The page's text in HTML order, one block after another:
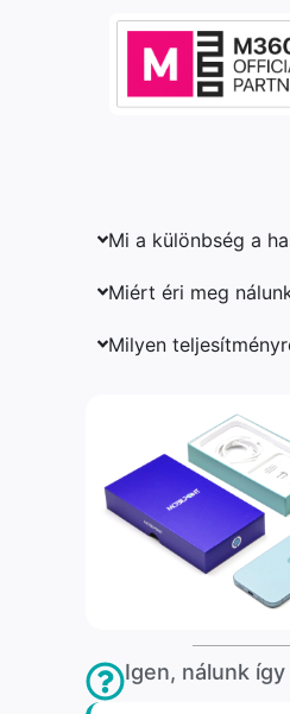
Mi a különbség a
Miért éri meg
Milyen
Igen, nálunk